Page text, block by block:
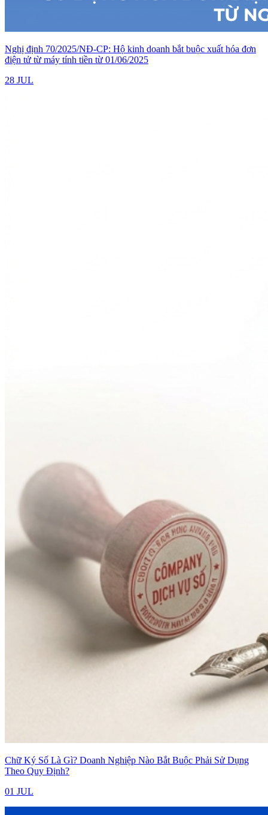
Nghị định 70/2025/NĐ-CP: Hộ kinh doanh bắt buộc xuất hóa đơn
điện tử từ máy tính tiền từ 01/06/2025
28 JUL
Chữ Ký Số Là Gì? Doanh Nghiệp Nào Bắt Buộc Phải Sử Dụng
Theo Quy Định?
01 JUL